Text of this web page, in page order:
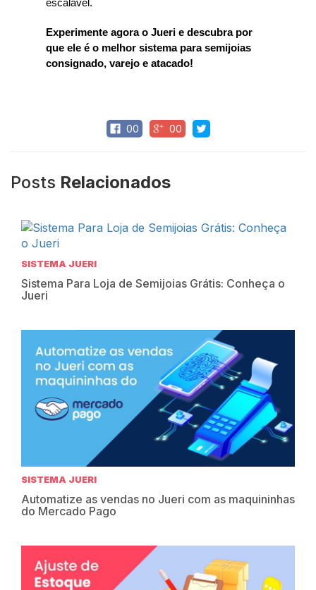
escalável.
Experimente agora o Jueri e descubra por
que ele é o melhor sistema para semijoias
consignado, varejo e atacado!
00 00
Posts Relacionados
SISTEMA JUERI
Sistema Para Loja de Semijoias Grátis: Conheça o
Jueri
SISTEMA JUERI
Automatize as vendas no Jueri com as maquininhas
do Mercado Pago